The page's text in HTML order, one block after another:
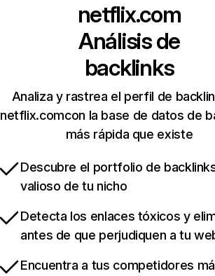
netflix.com
Análisis de
backlinks
Analiza y rastrea el perfil de
netflix.comcon la base de datos de
más rápida que existe
Descubre el portfolio de
valioso de tu nicho
Detecta los enlaces tóxicos y
antes de que perjudiquen a tu
Encuentra a tus competidores